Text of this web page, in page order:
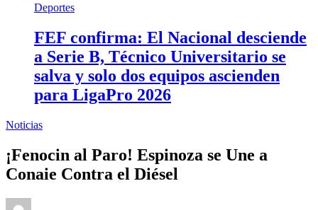
Deportes
FEF confirma: El Nacional desciende
a Serie B, Técnico Universitario se
salva y solo dos equipos ascienden
para LigaPro 2026
Noticias
¡Fenocin al Paro! Espinoza se Une a
Conaie Contra el Diésel